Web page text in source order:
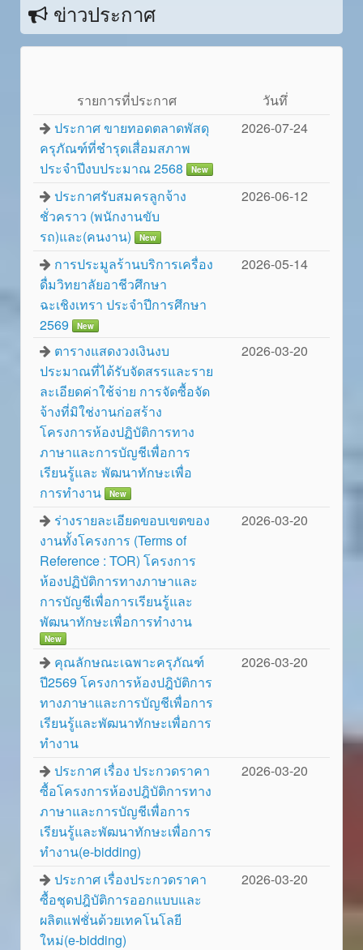
ข่าวประกาศ
รายการที่ประกาศ
วันทึ่
ประกาศ ขายทอดตลาดพัสดุ
ครุภัณฑ์ที่ชำรุดเสื่อมสภาพ
ประจำปีงบประมาณ 2568
New
2026-07-24
ประกาศรับสมครลูกจ้าง
ชั่วคราว (พนักงานขับ
รถ)และ(คนงาน)
New
2026-06-12
การประมูลร้านบริการเครื่อง
ดื่มวิทยาลัยอาชีวศึกษา
ฉะเชิงเทรา ประจำปีการศึกษา
2569
New
2026-05-14
ตารางแสดงวงเงินงบ
ประมาณที่ได้รับจัดสรรและราย
ละเอียดค่าใช้จ่าย การจัดซื้อจัด
จ้างที่มิใช่งานก่อสร้าง
โครงการห้องปฏิบัติการทาง
ภาษาและการบัญชีเพื่อการ
เรียนรู้และ พัฒนาทักษะเพื่อ
การทำงาน
New
2026-03-20
ร่างรายละเอียดขอบเขตของ
งานทั้งโครงการ (Terms of
Reference : TOR) โครงการ
ห้องปฏิบัติการทางภาษาและ
การบัญชีเพื่อการเรียนรู้และ
พัฒนาทักษะเพื่อการทำงาน
New
2026-03-20
คุณลักษณะเฉพาะครุภัณฑ์
ปี2569 โครงการห้องปฎิบัติการ
ทางภาษาและการบัญชีเพื่อการ
เรียนรู้และพัฒนาทักษะเพื่อการ
ทำงาน
2026-03-20
ประกาศ เรื่อง ประกวดราคา
ซื้อโครงการห้องปฎิบัติการทาง
ภาษาและการบัญชีเพื่อการ
เรียนรู้และพัฒนาทักษะเพื่อการ
ทำงาน(e-bidding)
2026-03-20
ประกาศ เรื่องประกวดราคา
ซื้อชุดปฎิบัติการออกแบบและ
ผลิตแฟชั่นด้วยเทคโนโลยี
ใหม่(e-bidding)
2026-03-20